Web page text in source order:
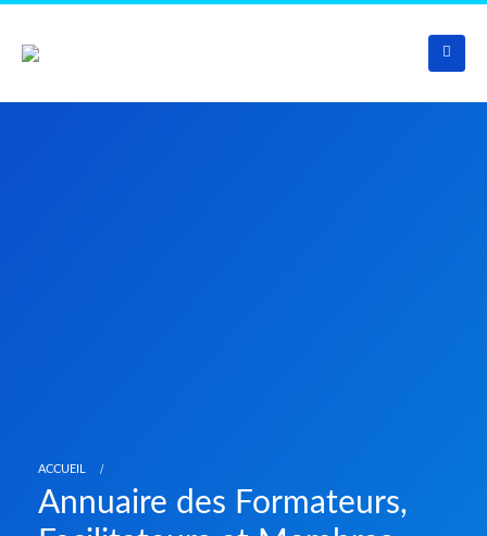
ACCUEIL
Annuaire des Formateurs,